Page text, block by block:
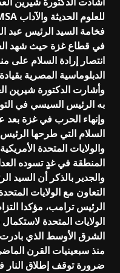
فخامة السيد الرئيس عبد
في قطاع غزة حيث شهد
انتصار إرادة السلام
الدبلوماسية المصرية
وأشارت الدكتورة شيرين
به الرئيس السيسي في
وإنهاء الحرب في غزة بعد
السلام التي طرحها
والولايات المتحدة
المنطقة في غدٍ تسوده
والجدير بالذكر أن السيد
التعاون مع الولايات
الرئيس ترامب، مؤكدا
الولايات المتحدة
الشرق الأوسط الذي بادرت
منذ سبعينيات القرن
ضرورة توقف إطلاق